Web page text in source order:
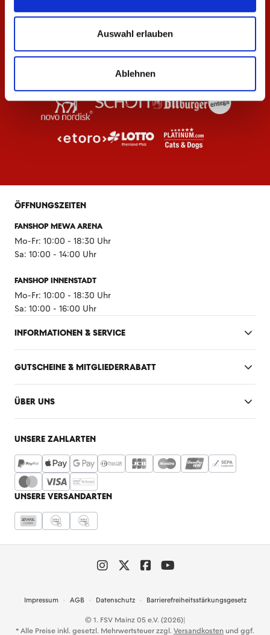
Auswahl erlauben
Ablehnen
ÖFFNUNGSZEITEN
FANSHOP MEWA ARENA
Mo-Fr: 10:00 - 18:30 Uhr
Sa: 10:00 - 14:00 Uhr
FANSHOP INNENSTADT
Mo-Fr: 10:00 - 18:30 Uhr
Sa: 10:00 - 16:00 Uhr
INFORMATIONEN & SERVICE
GUTSCHEINE & MITGLIEDERRABATT
ÜBER UNS
UNSERE ZAHLARTEN
UNSERE VERSANDARTEN
Impressum AGB Datenschutz Barrierefreiheitsstärkungsgesetz
© 1. FSV Mainz 05 e.V. (2026)|
* Alle Preise inkl. gesetzl. Mehrwertsteuer zzgl. Versandkosten und ggf.